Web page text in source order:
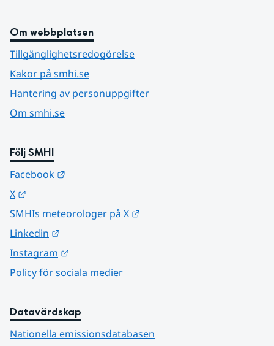
Om webbplatsen
Tillgänglighetsredogörelse
Kakor på smhi.se
Hantering av personuppgifter
Om smhi.se
Följ SMHI
Facebook
X
SMHIs meteorologer på X
Linkedin
Instagram
Policy för sociala medier
Datavärdskap
Nationella emissionsdatabasen